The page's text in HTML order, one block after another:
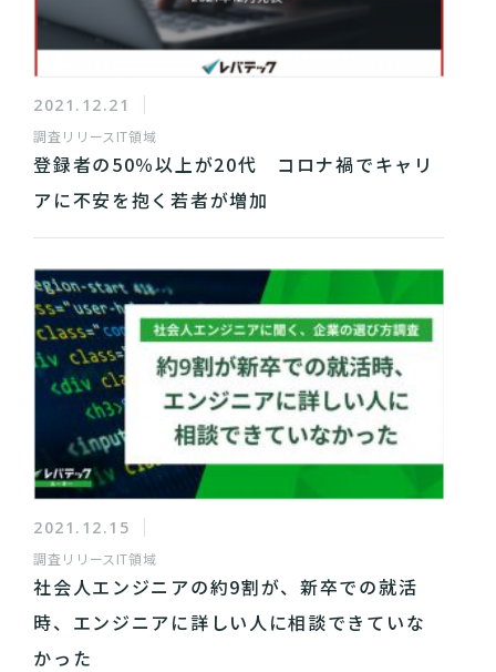
2021.12.21
調査リリース IT領域
登録者の50％以上が20代 コロナ禍でキャリ
アに不安を抱く若者が増加
2021.12.15
調査リリース IT領域
社会人エンジニアの約9割が、新卒での就活
時、エンジニアに詳しい人に相談できていな
かった